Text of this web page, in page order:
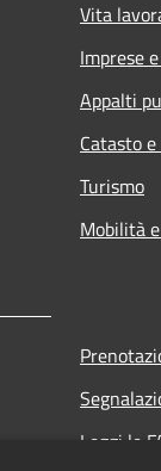
Vita
Imprese
Appalti
Catasto
Turismo
Mobilità
Leggi le